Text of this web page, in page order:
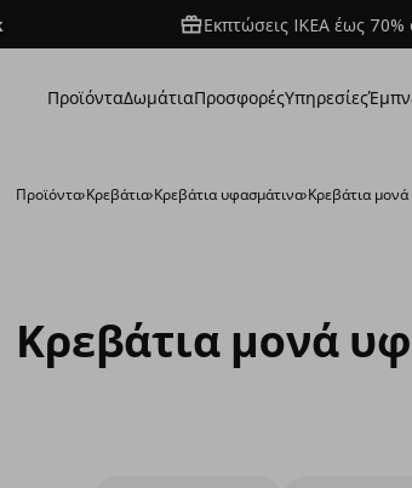
Εκπτώσεις IKEA έως
ΠροϊόνταΔωμάτιαΠροσφορέςΥπηρεσίες
Προϊόντα›Κρεβάτια›Κρεβάτια υφασμάτινα›Κρεβάτια
Κρεβάτια μονά